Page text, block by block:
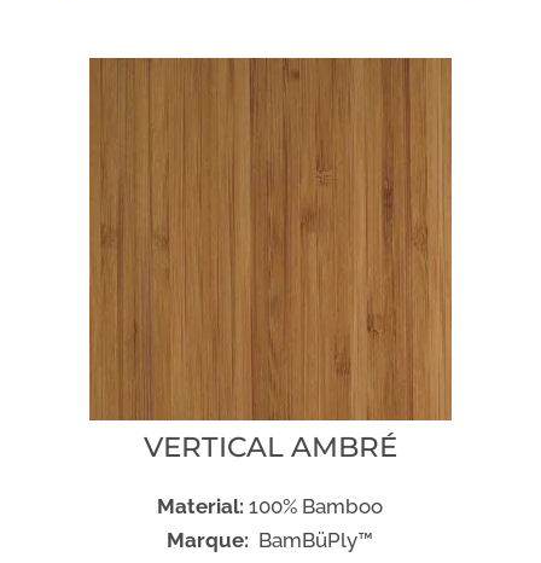
VERTICAL AMBRÉ
Material:100% Bamboo
Marque: BamBüPly™